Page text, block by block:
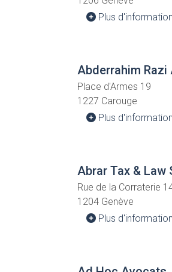
Plus
Abderrahim Razi
Place d'Armes 19
1227 Carouge
Plus
Abrar Tax & Law
Rue de la Corraterie
1204 Genève
Plus